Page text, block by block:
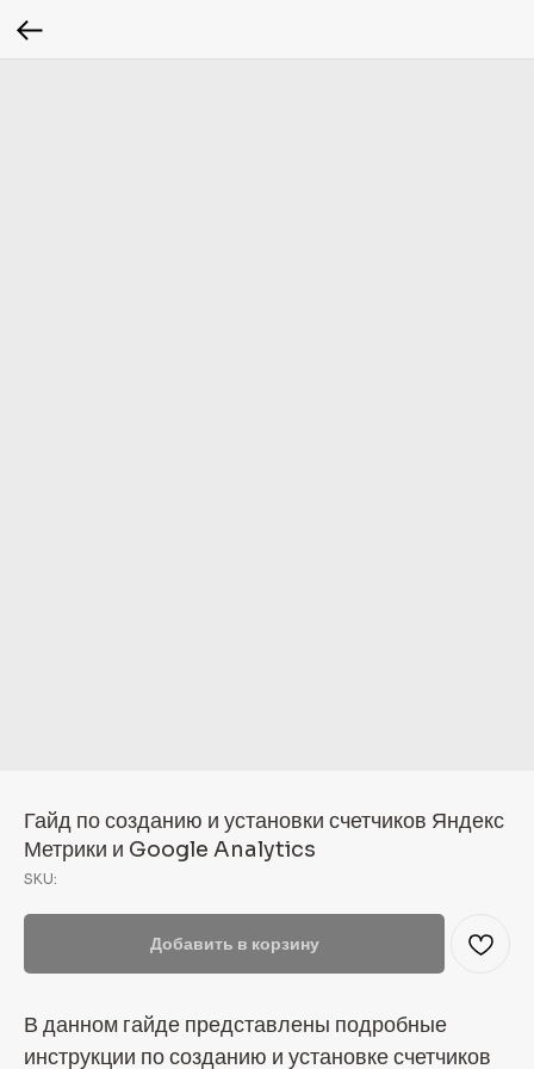
Гайд по созданию и установки счетчиков Яндекс
Метрики и Google Analytics
SKU:
Добавить в корзину
В данном гайде представлены подробные
инструкции по созданию и установке счетчиков